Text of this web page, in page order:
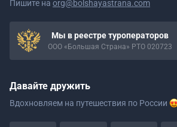
Пишите на org@bolshayastrana.com
Мы в реестре туроператоров
ООО «Большая Страна» РТО 020723
Давайте дружить
Вдохновляем на путешествия по России